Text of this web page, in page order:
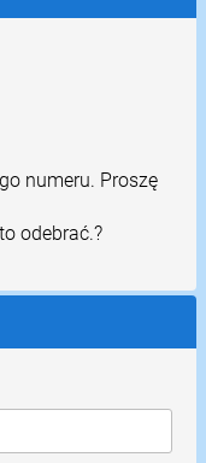
numeru. Proszę
odebrać.?